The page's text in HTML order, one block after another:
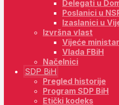
Delegati u
Poslanici u
Izaslanici u
Izvršna vlast
Vijeće
Vlada FBiH
Načelnici
SDP BiH
Pregled historije
Program SDP BiH
Etički kodeks